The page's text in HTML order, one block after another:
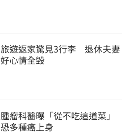
旅遊返家驚見3行李　退休夫妻
好心情全毀
腫瘤科醫曝「從不吃這道菜」
恐多種癌上身